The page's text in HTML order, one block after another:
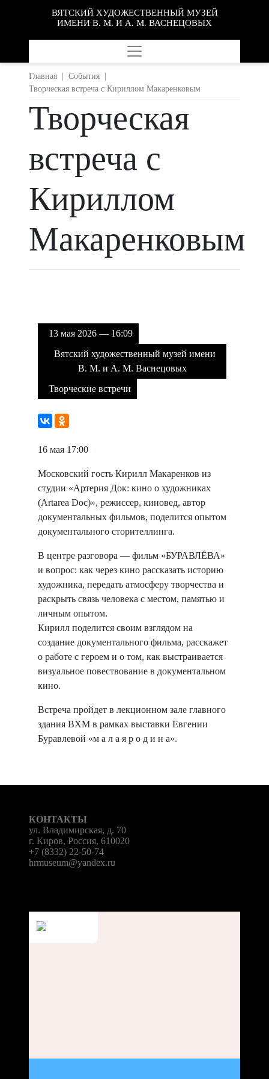
ВЯТСКИЙ ХУДОЖЕСТВЕННЫЙ МУЗЕЙ
ИМЕНИ В. М. И А. М. ВАСНЕЦОВЫХ
Главная | События |
Творческая встреча с Кириллом Макаренковым
Творческая
встреча с
Кириллом
Макаренковым
13 мая 2026 — 16:09
Вятский художественный музей имени
В. М. и А. М. Васнецовых
Творческие встречи
16 мая 17:00
Московский гость Кирилл Макаренков из
студии «Артерия Док: кино о художниках
(Artarea Doc)», режиссер, киновед, автор
документальных фильмов, поделится опытом
документального сторителлинга.
В центре разговора — фильм «БУРАВЛЁВА»
и вопрос: как через кино рассказать историю
художника, передать атмосферу творчества и
раскрыть связь человека с местом, памятью и
личным опытом.
Кирилл поделится своим взглядом на
создание документального фильма, расскажет
о работе с героем и о том, как выстраивается
визуальное повествование в документальном
кино.
Встреча пройдет в лекционном зале главного
здания ВХМ в рамках выставки Евгении
Буравлевой «м а л а я р о д и н а».
КОНТАКТЫ
ул. Владимирская, д. 70
г. Киров, Россия, 610020
+7 (8332) 22-50-74
hrmuseum@yandex.ru